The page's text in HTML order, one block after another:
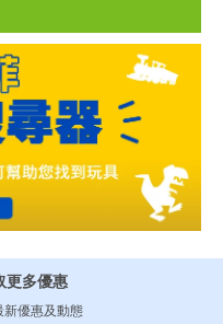
更多優惠
新優惠及動態